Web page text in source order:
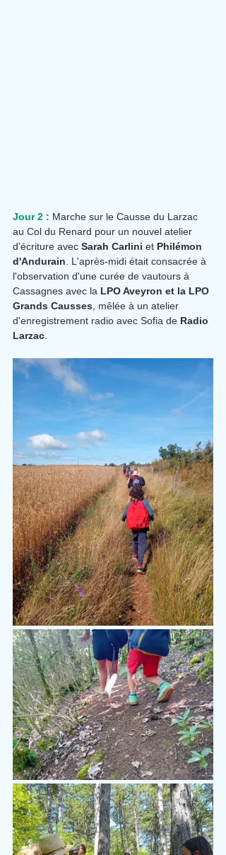
Jour 2 : Marche sur le Causse du Larzac
au Col du Renard pour un nouvel atelier
d'écriture avec Sarah Carlini et Philémon
d'Andurain . L'après-midi était consacrée à
l'observation d'une curée de vautours à
Cassagnes avec la LPO Aveyron et la LPO
Grands Causses , mêlée à un atelier
d'enregistrement radio avec Sofia de Radio
Larzac